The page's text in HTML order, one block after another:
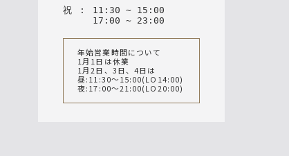
祝 : 11 : 30 ~ 15 : 00
17 : 00 ~ 23 : 00
年始営業時間について
1月1日は休業
1月2日、3日、4日は
昼:11:30〜15:00(LO14:00)
夜:17:00〜21:00(LO20:00)